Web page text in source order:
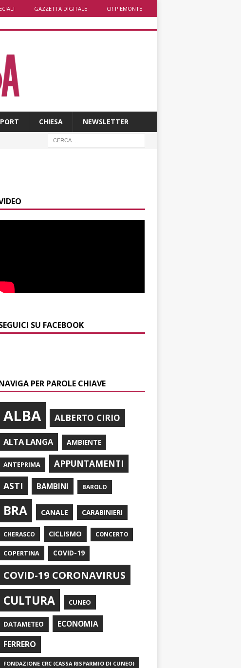
GAZZETTA DIGITALE CR PIEMONTE
CHIESA NEWSLETTER
SU FACEBOOK
PER PAROLE CHIAVE
ALBA ALBERTO CIRIO
ALTA LANGA AMBIENTE
ANTEPRIMA
APPUNTAMENTI
ASTI
BAMBINI BAROLO
BRA CANALE CARABINIERI
CHERASCO CICLISMO CONCERTO
COPERTINA COVID-19
COVID-19 CORONAVIRUS
CULTURA CUNEO
DATAMETEO ECONOMIA
FERRERO
FONDAZIONE CRC (CASSA RISPARMIO DI CUNEO)